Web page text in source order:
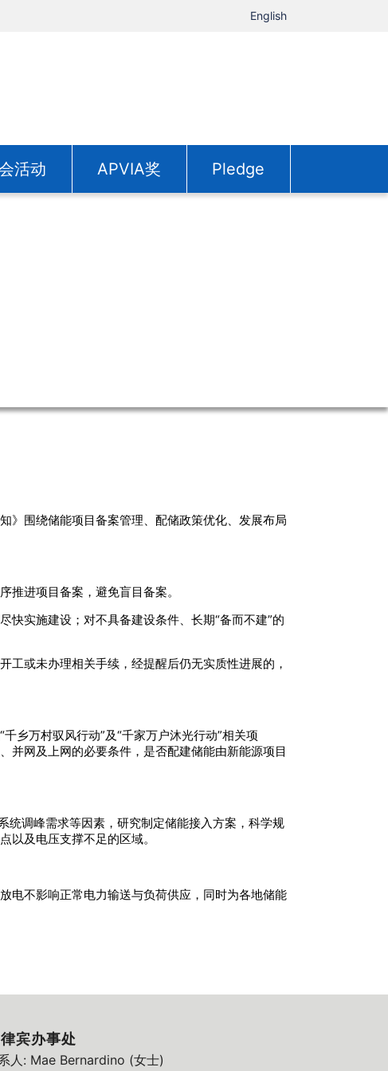
English
活动 APVIA奖 Pledge
》围绕储能项目备案管理、配储政策优化、发展布局
进项目备案，避免盲目备案。
实施建设；对不具备建设条件、长期“备而不建”的
或未办理相关手续，经提醒后仍无实质性进展的，
乡万村驭风行动”及“千家万户沐光行动”相关项
并网及上网的必要条件，是否配建储能由新能源项目
统调峰需求等因素，研究制定储能接入方案，科学规
以及电压支撑不足的区域。
电不影响正常电力输送与负荷供应，同时为各地储能
宾办事处
人: Mae Bernardino (女士)